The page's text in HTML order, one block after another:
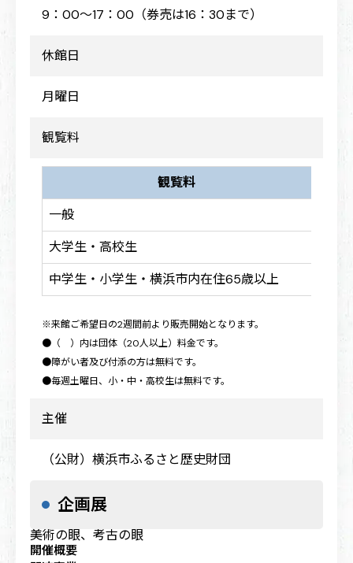
9：00～17：00（券売は16：30まで）
休館日
月曜日
観覧料
観覧料
一般
大学生・高校生
中学生・小学生・横浜市内在住65歳以上
※来館ご希望日の2週間前より販売開始となります。
●（ ）内は団体（20人以上）料金です。
●障がい者及び付添の方は無料です。
●毎週土曜日、小・中・高校生は無料です。
主催
（公財）横浜市ふるさと歴史財団
企画展
美術の眼、考古の眼
開催概要